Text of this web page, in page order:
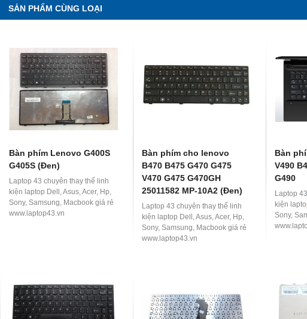
Trả góp lãi suất 0% với thẻ tín dụng (Trả
góp lãi suất 1% HDsaison - chỉ cần
Giảm giá trực tiếp đối với khách hàng ở
xa, HSSV. Săn 10.000 Voucher Giảm
Giá 500.000Đ
13,900,000 đ
MUA NGAY
Giảm giá trực tiếp đối với khách hàng ở
xa, HSSV . Săn 10.000 Voucher Giảm
Giá 500.000đ
MUA NGAY
SẢN PHẨM CÙNG LOẠI
Bàn phím Lenovo G400S
G405S (Đen)
Laptop 43 chuyên thay thế linh
kiện laptop Dell, Asus, Acer, Hp,
Sony, Samsung, Macbook giá rẻ
www.laptop43.vn
Bàn phím cho lenovo
B470 B475 G470 G475
V470 G475 G470GH
25011582 MP-10A2 (Đen)
Laptop 43 chuyên thay thế linh
kiện laptop Dell, Asus, Acer, Hp,
Sony, Samsung, Macbook giá rẻ
www.laptop43.vn
Bàn
V490
G490
Laptop
kiện
Sony,